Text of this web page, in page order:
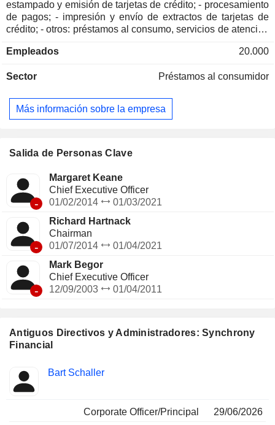
Antiguos Directivos y Administradores: Synchrony
Financial
Insider
Funciones
Bart Schaller
Corporate Officer/Principal
29/06/2026
estampado y emisión de tarjetas de crédito; - procesamiento
de pagos; - impresión y envío de extractos de tarjetas de
crédito; - otros: préstamos al consumo, servicios de atención
valor, salud y bienestar y estilo de vida A finales de 2025, el
estadounidenses en préstamos pendientes y 70,7 millones
Empleados 20.000
Sector Préstamos al consumidor
Más información sobre la empresa
Salida de Personas Clave
-
Margaret Keane
Chief Executive Officer
01/02/2014
01/03/2021
-
Richard Hartnack
Chairman
01/07/2014
01/04/2021
-
Mark Begor
Chief Executive Officer
12/09/2003
01/04/2011